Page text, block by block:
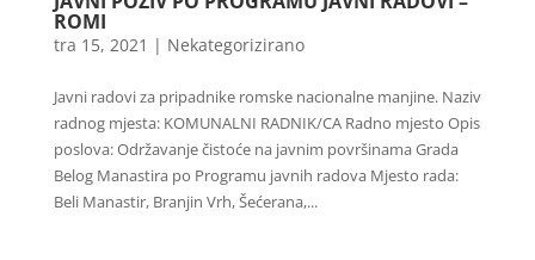
ROMI
tra 15, 2021 | Nekategorizirano
Javni radovi za pripadnike romske nacionalne manjine. Naziv
radnog mjesta: KOMUNALNI RADNIK/CA Radno mjesto Opis
poslova: Održavanje čistoće na javnim površinama Grada
Belog Manastira po Programu javnih radova Mjesto rada:
Beli Manastir, Branjin Vrh, Šećerana,...